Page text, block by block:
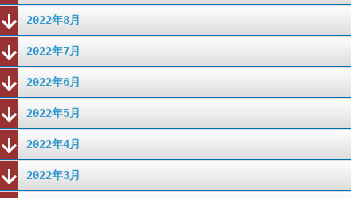
2022年8月
2022年7月
2022年6月
2022年5月
2022年4月
2022年3月